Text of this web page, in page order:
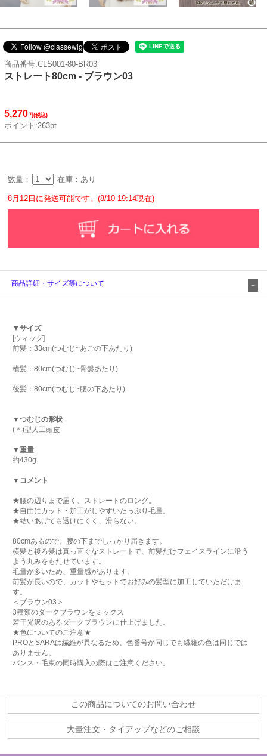
商品番号:CLS001-80-BR03
ストレート80cm - ブラウン03
5,270円(税込)
ポイント:263pt
数量： 在庫：あり
8月12日に発送可能です。(8/10 19:14現在)
商品詳細・サイズ等について
▼サイズ
[ウィッグ]
前髪：33cm(つむじ~あごの下あたり)
横髪：80cm(つむじ~骨盤あたり)
後髪：80cm(つむじ~腰の下あたり)
▼つむじの形状
(＊)型人工頭皮
▼重量
約430g
▼コメント
★腰の辺りまで届く、ストレートのロング。
★自由にカット・加工がしやすいたっぷり毛量。
★結いあげても透けにくく、滑らない。
80cmあるので、腰の下までしっかり届きます。
横髪と後ろ髪は真っ直ぐなストレートで、前髪だけフェイスラインに沿う
よう丸みをもたせています。
毛量が多いため、重量感があります。
前髪が長いので、カットやセットでお好みの髪型に加工していただけま
す。
＜ブラウン03＞
3種類のダークブラウンをミックス
若干光沢のあるダークブラウンに仕上げました。
★色についてのご注意★
PROとSARAは繊維が異なるため、色番号が同じでも繊維の色は同じでは
ありません。
バンス・毛束の同時購入の際はご注意ください。
この商品についてのお問い合わせ
大量注文・タイアップなどのご相談